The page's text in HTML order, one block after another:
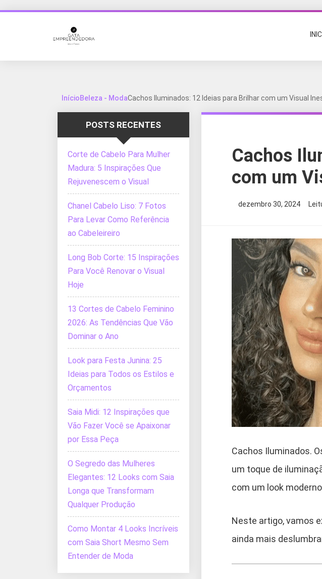
InícioBeleza - ModaCachos Iluminados: 12 Ideias para Brilhar com um Visual
Cachos
com um
dezembro 30, 2024
Cachos Iluminados.
um toque de
com um look
Neste artigo, vamos
ainda mais
POSTS RECENTES
Corte de Cabelo Para Mulher
Madura: 5 Inspirações Que
Rejuvenescem o Visual
Chanel Cabelo Liso: 7 Fotos
Para Levar Como Referência
ao Cabeleireiro
Long Bob Corte: 15 Inspirações
Para Você Renovar o Visual
Hoje
13 Cortes de Cabelo Feminino
2026: As Tendências Que Vão
Dominar o Ano
Look para Festa Junina: 25
Ideias para Todos os Estilos e
Orçamentos
Saia Midi: 12 Inspirações que
Vão Fazer Você se Apaixonar
por Essa Peça
O Segredo das Mulheres
Elegantes: 12 Looks com Saia
Longa que Transformam
Qualquer Produção
Como Montar 4 Looks Incríveis
com Saia Short Mesmo Sem
Entender de Moda